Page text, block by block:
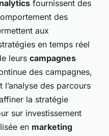
fournissent des
des
aux
en temps réel
leurs campagnes
des campagnes,
des parcours
la stratégie
sur investissement
en marketing